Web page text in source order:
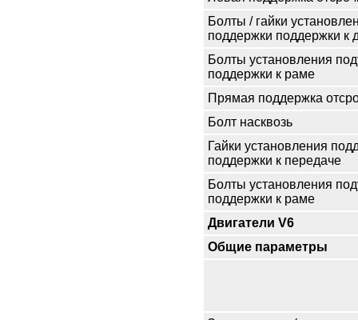
Болты / гайки
поддержки поддержки к
Болты установления
поддержки к раме
Прямая поддержка
Болт насквозь
Гайки установления
поддержки к передаче
Болты установления
поддержки к раме
Двигатели V6
Общие параметры